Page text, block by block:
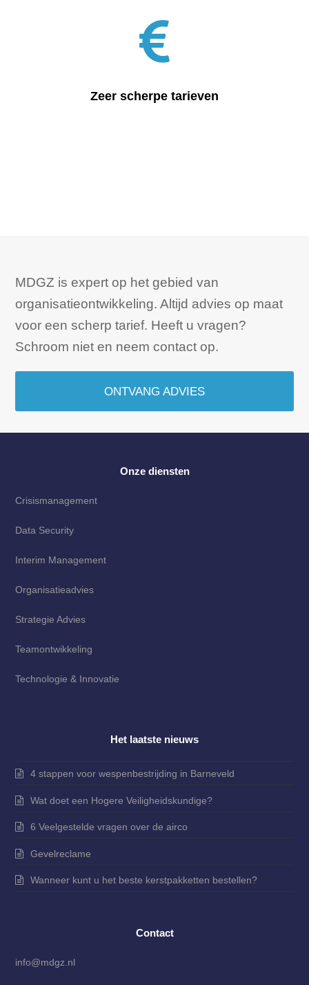
Zeer scherpe tarieven
MDGZ is expert op het gebied van
organisatieontwikkeling. Altijd advies op maat
voor een scherp tarief. Heeft u vragen?
Schroom niet en neem contact op.
ONTVANG ADVIES
Onze diensten
Crisismanagement
Data Security
Interim Management
Organisatieadvies
Strategie Advies
Teamontwikkeling
Technologie & Innovatie
Het laatste nieuws
4 stappen voor wespenbestrijding in Barneveld
Wat doet een Hogere Veiligheidskundige?
6 Veelgestelde vragen over de airco
Gevelreclame
Wanneer kunt u het beste kerstpakketten bestellen?
Contact
info@mdgz.nl